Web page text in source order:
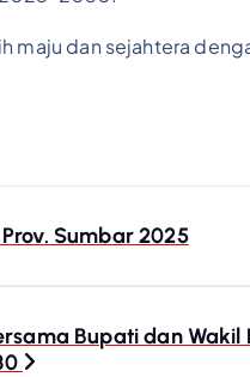
maju dan sejahtera
Sumbar 2025
Bupati dan